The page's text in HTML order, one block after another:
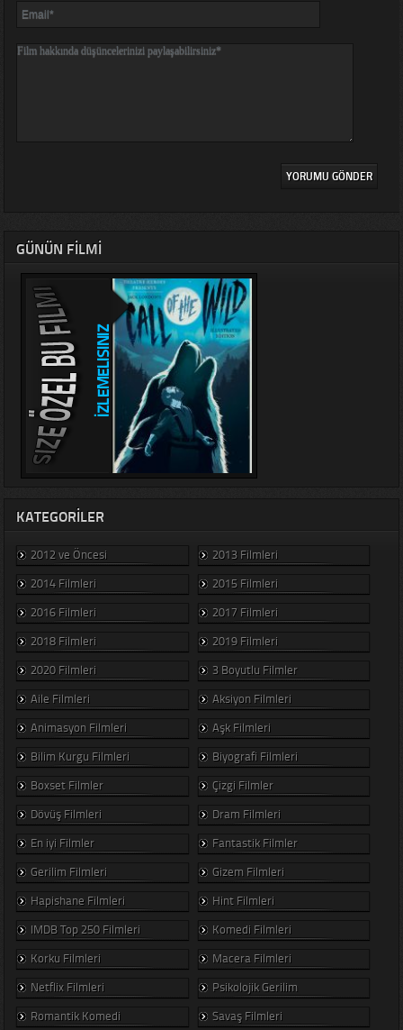
GÜNÜN FILMI
KATEGORILER
2012 ve Öncesi
2013 Filmleri
2014 Filmleri
2015 Filmleri
2016 Filmleri
2017 Filmleri
2018 Filmleri
2019 Filmleri
2020 Filmleri
3 Boyutlu Filmler
Aile Filmleri
Aksiyon Filmleri
Animasyon Filmleri
Aşk Filmleri
Bilim Kurgu Filmleri
Biyografi Filmleri
Boxset Filmler
Çizgi Filmler
Dövüş Filmleri
Dram Filmleri
En iyi Filmler
Fantastik Filmler
Gerilim Filmleri
Gizem Filmleri
Hapishane Filmleri
Hint Filmleri
IMDB Top 250 Filmleri
Komedi Filmleri
Korku Filmleri
Macera Filmleri
Netflix Filmleri
Psikolojik Gerilim
Romantik Komedi
Savaş Filmleri